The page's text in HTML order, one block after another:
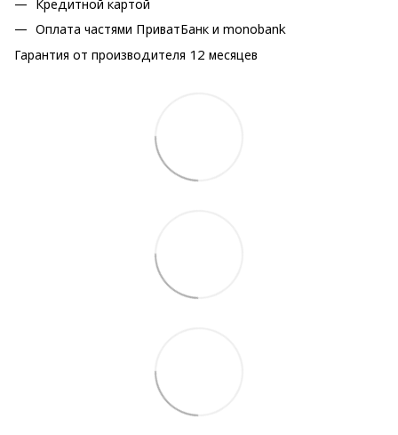
Кредитной картой
Оплата частями ПриватБанк и monobank
Гарантия от производителя 12 месяцев